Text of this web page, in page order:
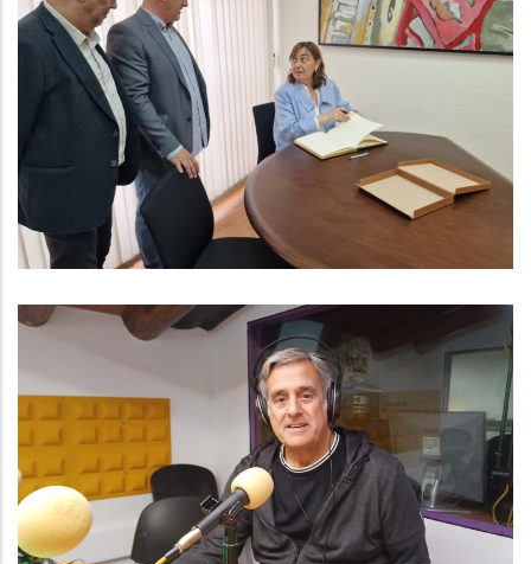
La Generalitat Marca Com A
Projecte Estratègic De País IDIADA
Altres P. econòmica
Baix Penedès Al Dia Amb Jordi
Marlès, Conseller De Benestar
Animal
Altres